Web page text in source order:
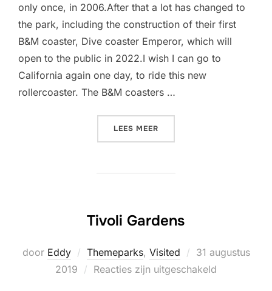
only once, in 2006.After that a lot has changed to
the park, including the construction of their first
B&M coaster, Dive coaster Emperor, which will
open to the public in 2022.I wish I can go to
California again one day, to ride this new
rollercoaster. The B&M coasters …
LEES MEER
Tivoli Gardens
door Eddy Themeparks, Visited
Geplaatst
op
31 augustus
2019
Reacties zijn uitgeschakeld